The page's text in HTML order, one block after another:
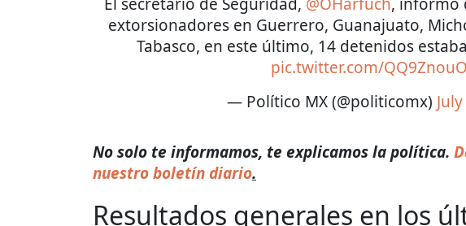
extorsionadores en Guerrero, Guanajuato,
Tabasco, en este último, 14 detenidos
pic.twitter.com/
— Político MX (@politicomx)
No solo te informamos, te explicamos la política.
nuestro boletín diario.
Resultados generales en los